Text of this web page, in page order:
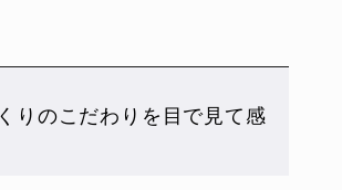
りのこだわりを目で見て感